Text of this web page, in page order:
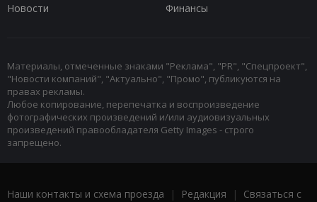
Новости
Финансы
Материалы, отмеченные знаками "Реклама", "PR", "Спецпроект",
"Новости компаний", "Актуально", "Промо", публикуются на
правах рекламы.
Любое копирование, перепечатка и воспроизведение
фотографических произведений и/или аудиовизуальных
произведений правообладателя Getty Images - строго
запрещено.
Наши контакты и схема проезда | Редакция | Связаться с